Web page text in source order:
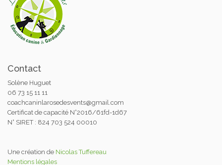
Contact
Solène Huguet
06 73 15 11 11
coachcaninlarosedesvents@gmail.com
Certificat de capacité N°2016/61fd-1d67
N° SIRET : 824 703 524 00010
Une création de Nicolas Tuffereau
Mentions légales